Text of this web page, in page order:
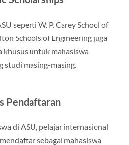
seperti W. P. Carey School of
Schools of Engineering juga
khusus untuk mahasiswa
studi masing-masing.
Pendaftaran
di ASU, pelajar internasional
sebagai mahasiswa